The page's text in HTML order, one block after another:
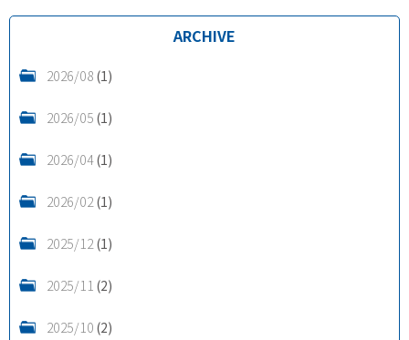
ARCHIVE
2026/08(1)
2026/05(1)
2026/04(1)
2026/02(1)
2025/12(1)
2025/11(2)
2025/10(2)